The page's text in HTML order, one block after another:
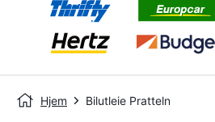
Hjem Bilutleie Pratteln